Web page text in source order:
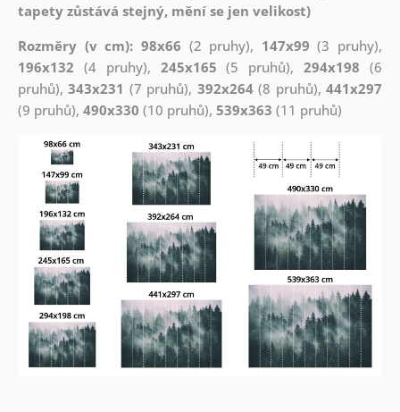
tapety zůstává stejný, mění se jen velikost)
Rozměry (v cm): 98x66 (2 pruhy), 147x99 (3 pruhy),
196x132 (4 pruhy), 245x165 (5 pruhů),294x198 (6
pruhů),343x231 (7 pruhů), 392x264(8 pruhů),441x297
(9 pruhů), 490x330 (10 pruhů), 539x363 (11 pruhů)